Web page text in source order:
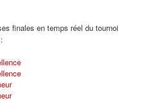
finales en temps réel du tournoi